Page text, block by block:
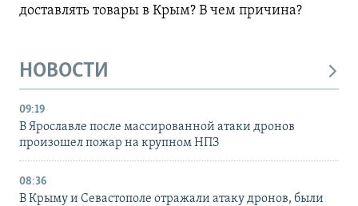
доставлять товары в Крым? В чем причина?
НОВОСТИ
09:19
В Ярославле после массированной атаки дронов
произошел пожар на крупном НПЗ
08:36
В Крыму и Севастополе отражали атаку дронов, были